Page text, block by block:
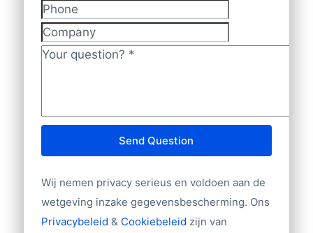
Volledig Postadres (Bedrijfsnaam –
Adres – Woonplaats – Postbusadres)
E-mailadres
Bedrijfsgrootte (aantal werknemers,
omzet, aantal filialen)
Website
Import/export
Tientallen overige velden
Phone
Company
Your question?
Send Question
Wij nemen privacy serieus en voldoen aan de
wetgeving inzake gegevensbescherming. Ons
Privacybeleid & Cookiebeleid zijn van